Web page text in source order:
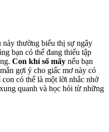
thường biểu thị sự ngây
bạn có thể đang thiếu tập
Con khỉ số mấy nếu bạn
gợi ý cho giấc mơ này có
có thể là một lời nhắc nhở
quanh và học hỏi từ những